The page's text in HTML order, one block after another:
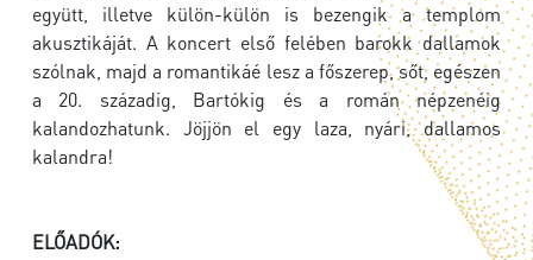
együtt, illetve külön-külön is bezengik a templom
akusztikáját. A koncert első felében barokk dallamok
szólnak, majd a romantikáé lesz a főszerep, sőt, egészen
a 20. századig, Bartókig és a román népzenéig
kalandozhatunk. Jöjjön el egy laza, nyári, dallamos
kalandra!
ELŐADÓK: